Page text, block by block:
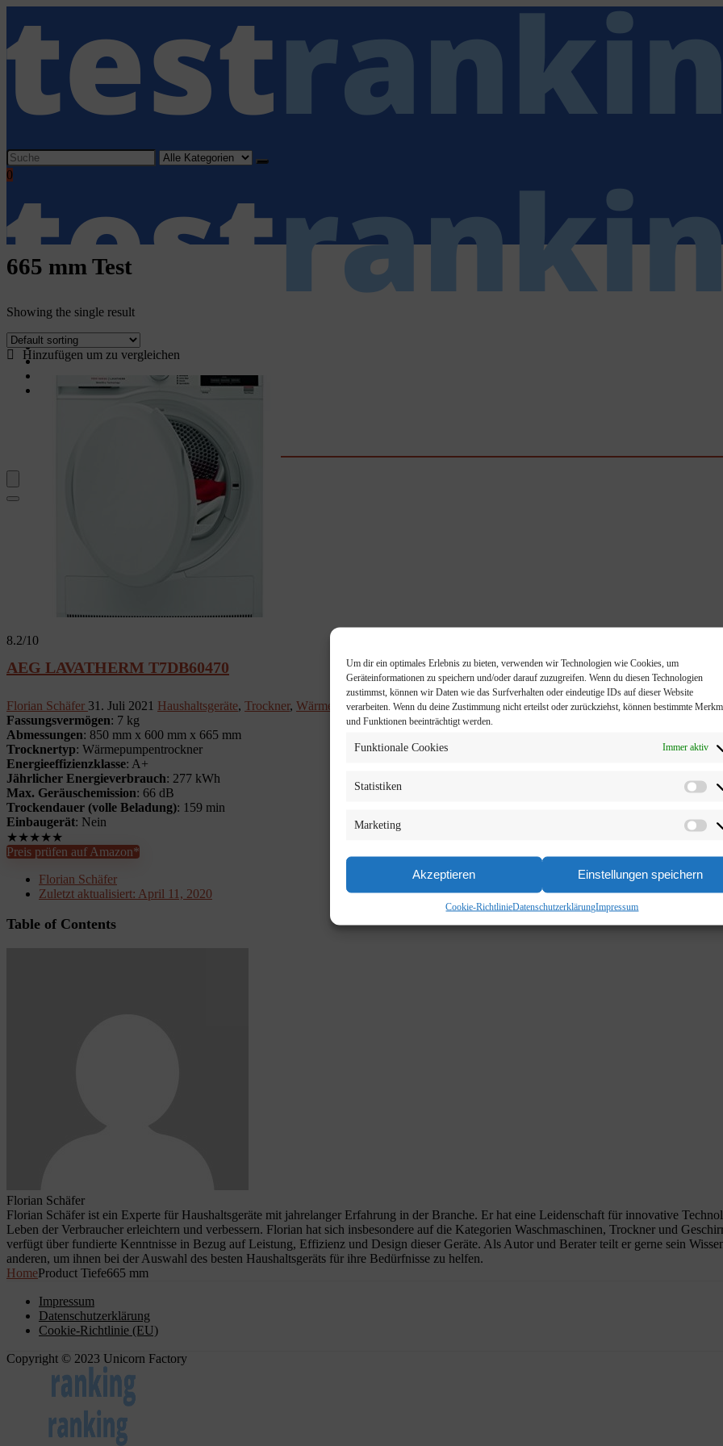
Um dir ein optimales Erlebnis zu bieten, verwenden wir Technologien wie Cookies, um
Geräteinformationen zu speichern und/oder darauf zuzugreifen. Wenn du diesen Technologien
zustimmst, können wir Daten wie das Surfverhalten oder eindeutige IDs auf dieser Website
verarbeiten. Wenn du deine Zustimmung nicht erteilst oder zurückziehst, können bestimmte
und Funktionen beeinträchtigt werden.
Funktionale Cookies Immer aktiv
Statistiken
Marketing
Akzeptieren Einstellungen speichern
Cookie-RichtlinieDatenschutzerklärungImpressum
Search
for:
0
Home
Haushaltsgeräte
Rechner & Tools
665 mm Test
Showing the single result
Hinzufügen um zu vergleichen
8.2/10
AEG LAVATHERM T7DB60470
Florian Schäfer 31. Juli 2021 Haushaltsgeräte, Trockner, Wärmepumpentrockner
Fassungsvermögen: 7 kg
Abmessungen: 850 mm x 600 mm x 665 mm
Trocknertyp: Wärmepumpentrockner
Energieeffizienzklasse: A+
Jährlicher Energieverbrauch: 277 kWh
Max. Geräuschemission: 66 dB
Trockendauer (volle Beladung): 159 min
Einbaugerät: Nein
★★★★★
Preis prüfen auf Amazon*
Florian Schäfer
Zuletzt aktualisiert: April 11, 2020
Table of Contents
Florian Schäfer
Florian Schäfer ist ein Experte für Haushaltsgeräte mit jahrelanger Erfahrung in der Branche. Er hat eine Leidenschaft für innovative
Leben der Verbraucher erleichtern und verbessern. Florian hat sich insbesondere auf die Kategorien Waschmaschinen, Trockner und
verfügt über fundierte Kenntnisse in Bezug auf Leistung, Effizienz und Design dieser Geräte. Als Autor und Berater teilt er gerne sein
anderen, um ihnen bei der Auswahl des besten Haushaltsgeräts für ihre Bedürfnisse zu helfen.
HomeProduct Tiefe665 mm
Impressum
Datenschutzerklärung
Cookie-Richtlinie (EU)
Copyright © 2023 Unicorn Factory